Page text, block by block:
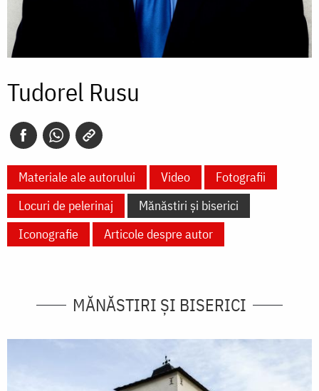
Tudorel Rusu
Materiale ale autorului Video
Fotografii
Locuri de pelerinaj
Mănăstiri și biserici
Iconografie
Articole despre autor
MĂNĂSTIRI ȘI BISERICI